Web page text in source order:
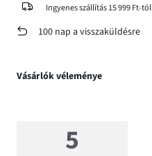
Ingyenes szállítás 15 999 Ft-tól
100 nap a visszaküldésre
Vásárlók véleménye
5